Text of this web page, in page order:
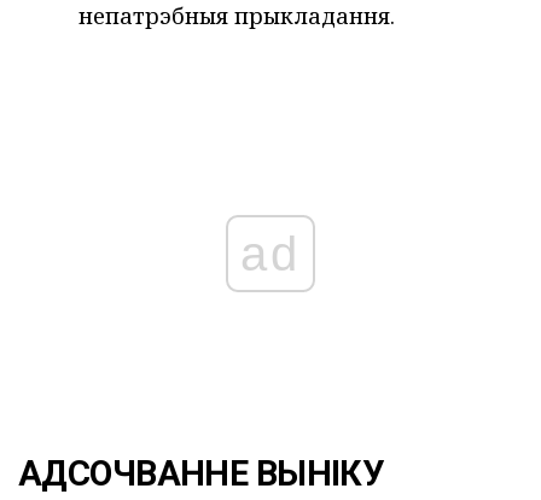
непатрэбныя прыкладання.
ad
АДСОЧВАННЕ ВЫНІКУ